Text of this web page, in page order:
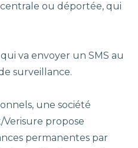
ou déportée, qui
qui va envoyer un SMS au
surveillance.
une société
propose
permanentes par